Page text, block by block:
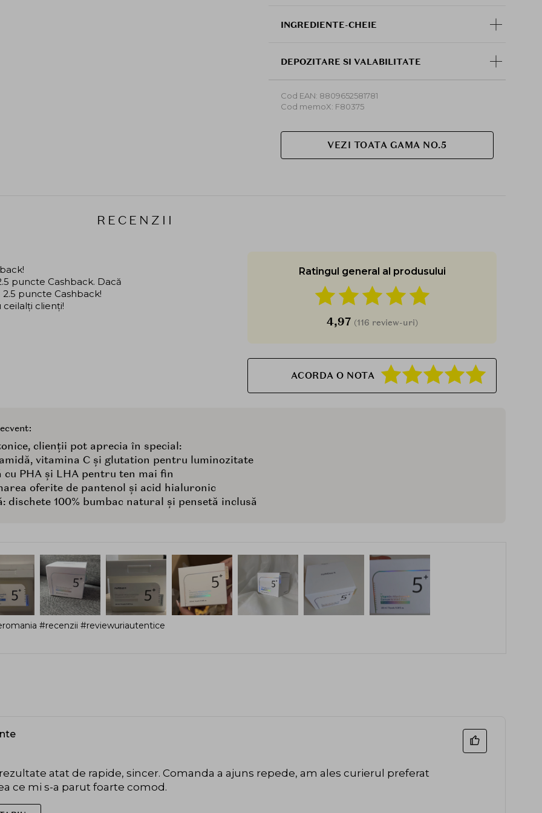
INGREDIENTE-CHEIE
DEPOZITARE SI VALABILITATE
Cod EAN: 8809652581781
Cod memoX: F80375
VEZI TOATA GAMA NO.5
RECENZII
Ratingul general al produsului
4,97 (116 review-uri)
ACORDA O NOTA
puncte Cashback. Dacă
puncte Cashback!
clienți!
clienții pot aprecia în special:
vitamina C și glutation pentru luminozitate
cu PHA și LHA pentru ten mai fin
oferite de pantenol și acid hialuronic
dischete 100% bumbac natural și pensetă inclusă
#recenzii #reviewuriautentice
atat de rapide, sincer. Comanda a ajuns repede, am ales curierul preferat
ce mi s-a parut foarte comod.